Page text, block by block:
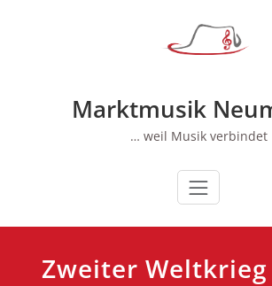
Marktmusik
… weil Musik verbindet
Zweiter Weltkrieg